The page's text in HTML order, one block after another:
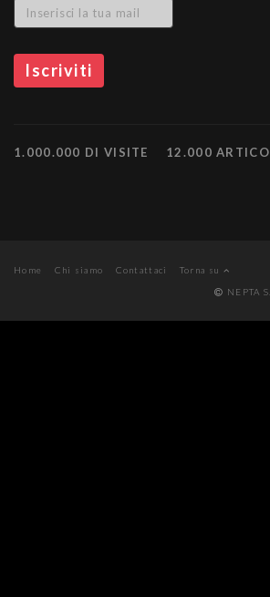
1.000.000 DI VISITE 12.000
Home Chi siamo Contattaci
Torna su
NEPTA